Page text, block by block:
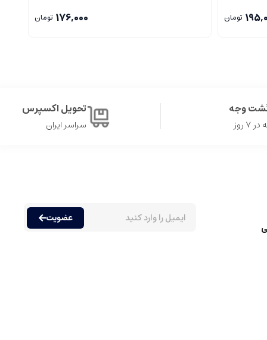
از رایحه های مختلف دارند. عطرها عموما به دسته های متنوعی
تومان 176,000 تومان
وجه
روز
تحویل اکسپرس
سراسر ایران
عضویت